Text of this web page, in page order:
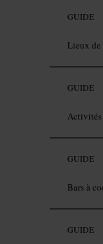
GUIDE
Lieux
GUIDE
Activités
GUIDE
Bars à
GUIDE